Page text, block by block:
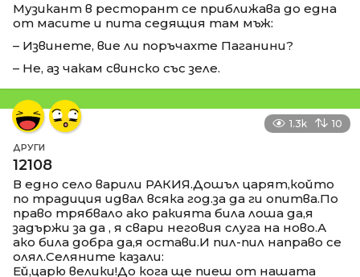
Музикант в ресторант се приближава до една
от масите и пита седящия там мъж:
– Извинете, вие ли поръчахте Паганини?
– Не, аз чакам свинско със зеле.
1.3k 10
ДРУГИ
12108
В едно село варили РАКИЯ.Дошъл царят,който
по традиция идвал всяка год.за да ги опитва.По
право трябвало ако ракията била лоша да,я
задържи за да , я свари неговия слуга на ново.А
ако била добра да,я остави.И пил-пил направо се
олял.Селяните казали:
Ей,царю велики!До кога ще пиеш от нашата